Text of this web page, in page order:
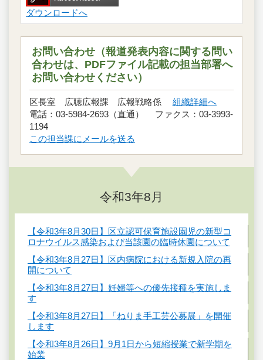
ダウンロードへ
お問い合わせ（報道発表内容に関する問い
合わせは、PDFファイル記載の担当部署へ
お問い合わせください）
区長室 広聴広報課 広報戦略係 組織詳細へ
電話：03-5984-2693（直通） ファクス：03-3993-
1194
この担当課にメールを送る
令和3年8月
【令和3年8月30日】区立認可保育施設園児の新型コ
ロナウイルス感染および当該園の臨時休園について
【令和3年8月27日】区内病院における新規入院の再
開について
【令和3年8月27日】妊婦等への優先接種を実施しま
す
【令和3年8月27日】「ねりま手工芸公募展」を開催
します
【令和3年8月26日】9月1日から短縮授業で新学期を
始業